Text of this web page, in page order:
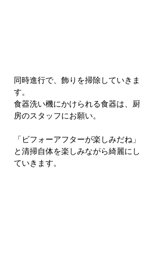
同時進行で、飾りを掃除していきま
す。
食器洗い機にかけられる食器は、厨
房のスタッフにお願い。
「ビフォーアフターが楽しみだね」
と清掃自体を楽しみながら綺麗にし
ていきます。